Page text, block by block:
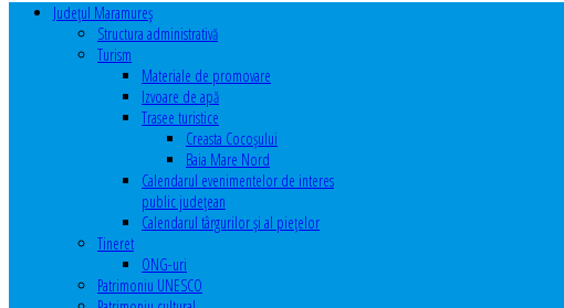
Judeţul Maramureş
Structura administrativă
Turism
Materiale de promovare
Izvoare de apă
Trasee turistice
Creasta Cocoșului
Baia Mare Nord
Calendarul evenimentelor de interes
public judeţean
Calendarul târgurilor şi al pieţelor
Tineret
ONG-uri
Patrimoniu UNESCO